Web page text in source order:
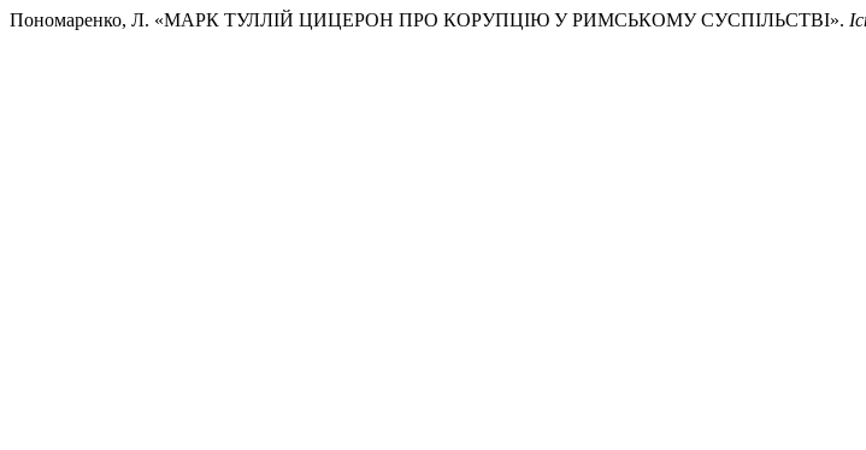
Пономаренко, Л. «МАРК ТУЛЛІЙ ЦИЦЕРОН ПРО КОРУПЦІЮ У РИМСЬКОМУ СУСПІЛЬСТВІ».